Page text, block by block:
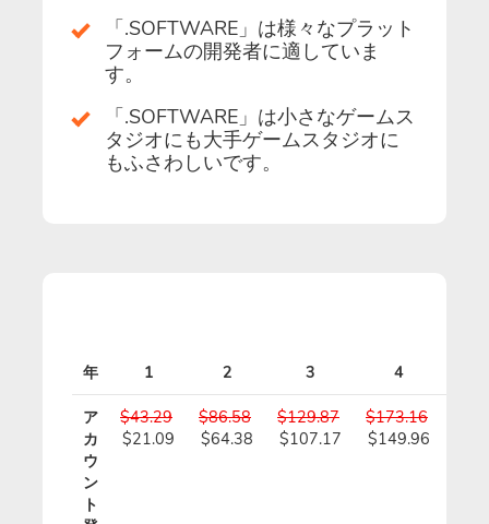
「.SOFTWARE」は様々なプラット
フォームの開発者に適していま
す。
「.SOFTWARE」は小さなゲームス
タジオにも大手ゲームスタジオに
もふさわしいです。
年 1 2 3 4
ア
カ
ウ
ン
ト
$43.29
$21.09
$86.58
$64.38
$129.87
$107.17
$173.16
$149.96